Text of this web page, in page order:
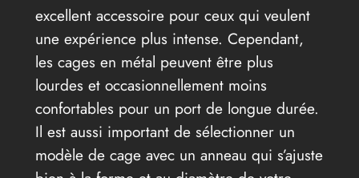
excellent accessoire pour ceux qui veulent
une expérience plus intense. Cependant,
les cages en métal peuvent être plus
lourdes et occasionnellement moins
confortables pour un port de longue durée.
Il est aussi important de sélectionner un
modèle de cage avec un anneau qui s’ajuste